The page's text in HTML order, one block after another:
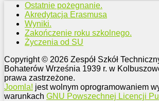
Ostatnie pożegnanie.
Akredytacja Erasmusa
Wyniki.
Zakończenie roku szkolnego.
Życzenia od SU
Copyright © 2026 Zespół Szkół
Bohaterów Września 1939 r. w
prawa zastrzeżone.
Joomla! jest wolnym oprogramowaniem
warunkach GNU Powszechnej Licencji